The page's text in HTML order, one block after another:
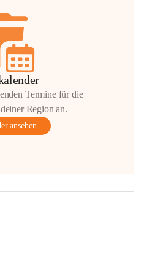
Termine für die
Region an.
ansehen